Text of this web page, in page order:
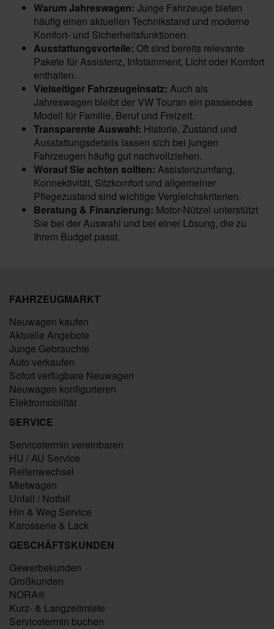
Warum Jahreswagen: Junge Fahrzeuge bieten
häufig einen aktuellen Technikstand und moderne
Komfort- und Sicherheitsfunktionen.
Ausstattungsvorteile: Oft sind bereits relevante
Pakete für Assistenz, Infotainment, Licht oder Komfort
enthalten.
Vielseitiger Fahrzeugeinsatz: Auch als
Jahreswagen bleibt der VW Touran ein passendes
Modell für Familie, Beruf und Freizeit.
Transparente Auswahl: Historie, Zustand und
Ausstattungsdetails lassen sich bei jungen
Fahrzeugen häufig gut nachvollziehen.
Worauf Sie achten sollten: Assistenzumfang,
Konnektivität, Sitzkomfort und allgemeiner
Pflegezustand sind wichtige Vergleichskriterien.
Beratung & Finanzierung: Motor-Nützel unterstützt
Sie bei der Auswahl und bei einer Lösung, die zu
Ihrem Budget passt.
FAHRZEUGMARKT
Neuwagen kaufen
Aktuelle Angebote
Junge Gebrauchte
Auto verkaufen
Sofort verfügbare Neuwagen
Neuwagen konfigurieren
Elektromobilität
SERVICE
Servicetermin vereinbaren
HU / AU Service
Reifenwechsel
Mietwagen
Unfall / Notfall
Hin & Weg Service
Karosserie & Lack
GESCHÄFTSKUNDEN
Gewerbekunden
Großkunden
NORA®
Kurz- & Langzeitmiete
Servicetermin buchen